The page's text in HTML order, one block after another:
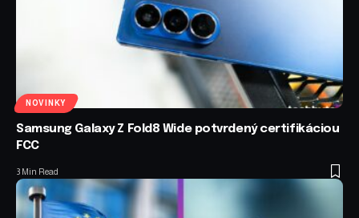
NOVINKY
Samsung Galaxy Z Fold8 Wide potvrdený certifikáciou
FCC
3 Min Read